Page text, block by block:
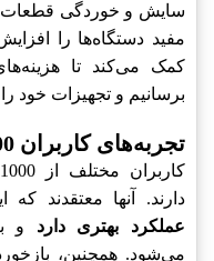
سایش و خوردگی قطعات
مفید دستگاه‌ها را
کمک می‌کند تا
برسانیم و تجهیزات خود
تجربه‌های کاربران Texaco MEROPA 1000
دارند. آنها معتقدند
عملکرد بهتری دارد و
می‌شود. همچنین،